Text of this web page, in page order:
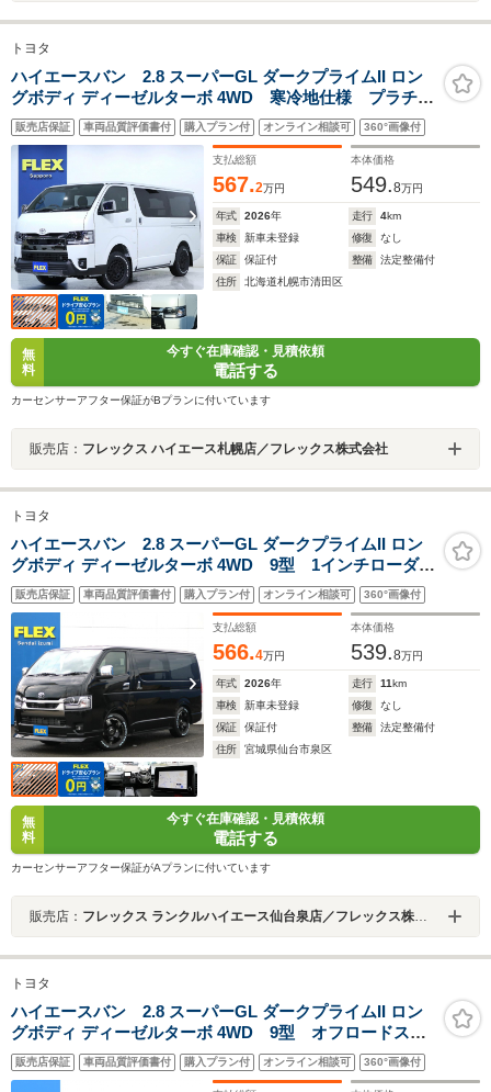
トヨタ
ハイエースバン 2.8 スーパーGL ダークプライムII ロン
グボディ ディーゼルターボ 4WD 寒冷地仕様 プラチナ
ホワイトパール パワスラ デジタルインナーミラー
アルミ16in タイヤ16in フロントスポイラー リアス
ポ ベットキット LEDテール ベットキット ディス
プレイAD ETC
販売店保証 車両品質評価書付 購入プラン付 オンライン相談可 360°画像付
支払総額
567.2万円
本体価格
549.8万円
年式 2026年 走行 4km
車検
新車未登録 修復
なし
保証
保証付 整備
法定整備付
住所
北海道札幌市清田区
無
料
今すぐ在庫確認・見積依頼
電話する
カーセンサーアフター保証がBプランに付いています
販売店： フレックス ハイエース札幌店／フレックス株式会社
トヨタ
ハイエースバン 2.8 スーパーGL ダークプライムII ロン
グボディ ディーゼルターボ 4WD 9型 1インチローダウ
ン ベッドキット DelfinoLineフロントスポイラー オ
ーバーフェンダー DELF03 17インチAW ナスカータ
イヤ TYPE2ベッドキット 純正8インチDA ETC
販売店保証 車両品質評価書付 購入プラン付 オンライン相談可 360°画像付
支払総額
566.4万円
本体価格
539.8万円
年式 2026年 走行 11km
車検
新車未登録 修復
なし
保証
保証付 整備
法定整備付
住所
宮城県仙台市泉区
無
料
今すぐ在庫確認・見積依頼
電話する
カーセンサーアフター保証がAプランに付いています
販売店： フレックス ランクルハイエース仙台泉店／フレックス株式会社
トヨタ
ハイエースバン 2.8 スーパーGL ダークプライムII ロン
グボディ ディーゼルターボ 4WD 9型 オフロードスタ
イル TYPE2ベッドキット T-Forceフロントスポイラ
ー DelfinoLineオーバーフェンダー DEAN
販売店保証 車両品質評価書付 購入プラン付 オンライン相談可 360°画像付